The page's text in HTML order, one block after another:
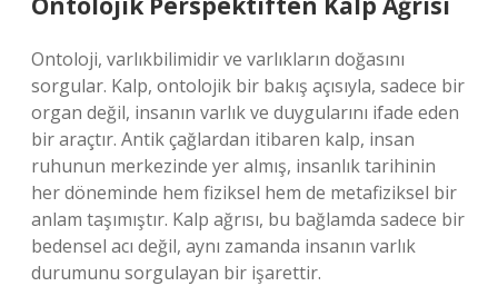
Ontoloji, varlıkbilimidir ve varlıkların doğasını
sorgular. Kalp, ontolojik bir bakış açısıyla, sadece bir
organ değil, insanın varlık ve duygularını ifade eden
bir araçtır. Antik çağlardan itibaren kalp, insan
ruhunun merkezinde yer almış, insanlık tarihinin
her döneminde hem fiziksel hem de metafiziksel bir
anlam taşımıştır. Kalp ağrısı, bu bağlamda sadece bir
bedensel acı değil, aynı zamanda insanın varlık
durumunu sorgulayan bir işarettir.